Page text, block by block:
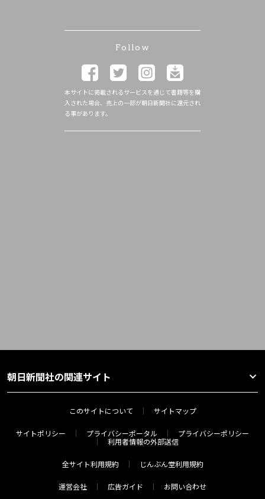
Follow
本サイトに掲載されるサービスを通じて書籍等を購
入された場合、売上の一部が朝日新聞社に還元され
る事があります。
朝日新聞社の関連サイト
このサイトについて サイトマップ
サイトポリシー プライバシーポータル
プライバシーポリシー
利用者情報の外部送信
全サイト利用規約 じんぶん堂利用規約
運営会社 広告ガイド お問い合わせ